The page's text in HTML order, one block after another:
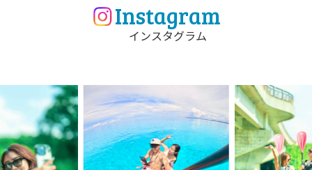
Instagram
インスタグラム